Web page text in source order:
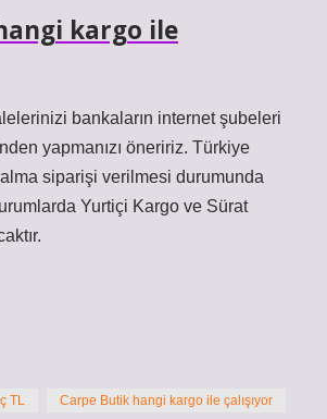
kargo ile
bankaların internet şubeleri
yapmanızı öneririz. Türkiye
siparişi verilmesi durumunda
Yurtiçi Kargo ve Sürat
TL Carpe Butik hangi kargo ile çalışıyor